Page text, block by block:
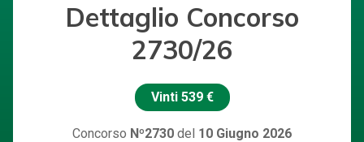
Dettaglio Concorso
2730/26
Vinti 539 €
Concorso Nº2730 del 10 Giugno 2026